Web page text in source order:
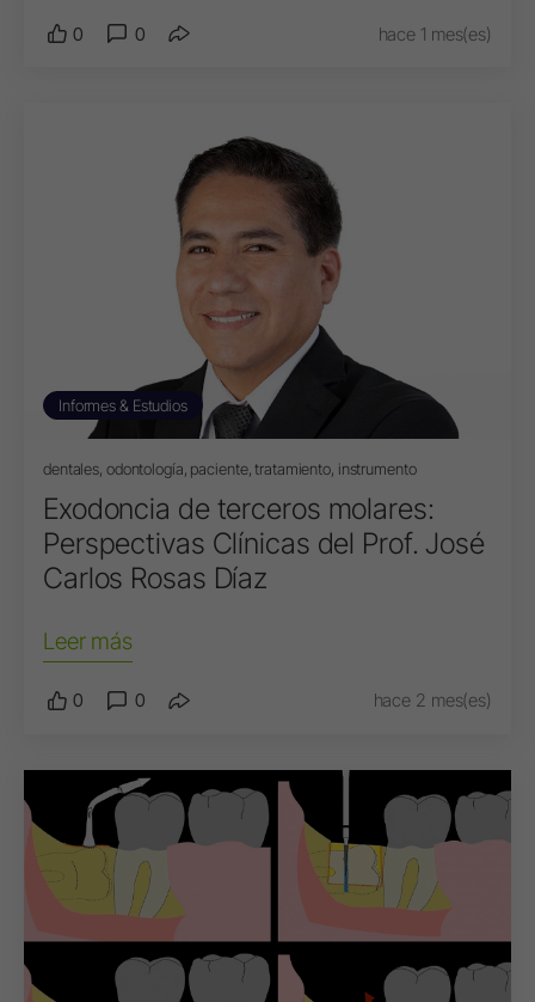
0 0 hace 1 mes(es)
Informes & Estudios
dentales, odontología, paciente, tratamiento, instrumento
Exodoncia de terceros molares:
Perspectivas Clínicas del Prof. José
Carlos Rosas Díaz
Leer más
0 0 hace 2 mes(es)